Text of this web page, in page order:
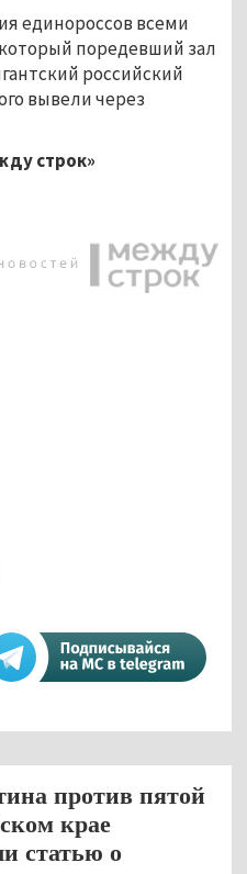
единороссов всеми
поредевший зал
российский
вывели через
строк»
против пятой
крае
статью о